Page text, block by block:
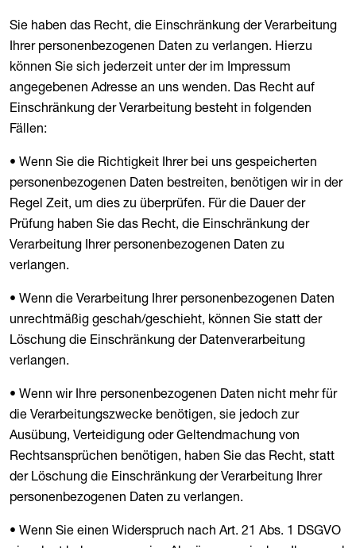
Sie haben das Recht, die Einschränkung der Verarbeitung
Ihrer personenbezogenen Daten zu verlangen. Hierzu
können Sie sich jederzeit unter der im Impressum
angegebenen Adresse an uns wenden. Das Recht auf
Einschränkung der Verarbeitung besteht in folgenden
Fällen:
• Wenn Sie die Richtigkeit Ihrer bei uns gespeicherten
personenbezogenen Daten bestreiten, benötigen wir in der
Regel Zeit, um dies zu überprüfen. Für die Dauer der
Prüfung haben Sie das Recht, die Einschränkung der
Verarbeitung Ihrer personenbezogenen Daten zu
verlangen.
• Wenn die Verarbeitung Ihrer personenbezogenen Daten
unrechtmäßig geschah/geschieht, können Sie statt der
Löschung die Einschränkung der Datenverarbeitung
verlangen.
• Wenn wir Ihre personenbezogenen Daten nicht mehr für
die Verarbeitungszwecke benötigen, sie jedoch zur
Ausübung, Verteidigung oder Geltendmachung von
Rechtsansprüchen benötigen, haben Sie das Recht, statt
der Löschung die Einschränkung der Verarbeitung Ihrer
personenbezogenen Daten zu verlangen.
• Wenn Sie einen Widerspruch nach Art. 21 Abs. 1 DSGVO